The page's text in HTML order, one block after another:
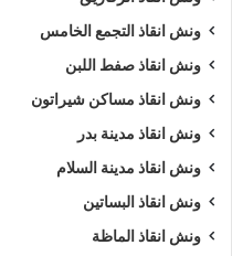
ونش انقاذ التجمع الخامس
ونش انقاذ صفط اللبن
ونش انقاذ مساكن شيراتون
ونش انقاذ مدينة بدر
ونش انقاذ مدينة السلام
ونش انقاذ البساتين
ونش انقاذ الماظة